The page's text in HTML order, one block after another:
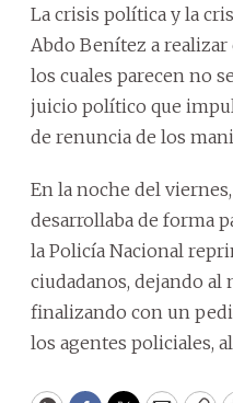
La crisis política y la
Abdo Benítez a realizar
los cuales parecen no
juicio político que
de renuncia de los
En la noche del
desarrollaba de forma
la Policía Nacional
ciudadanos, dejando al
finalizando con un
los agentes policiales,